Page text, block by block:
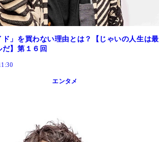
ド」を買わない理由とは？【じゃいの人生は最
】第１６回
エンタメ